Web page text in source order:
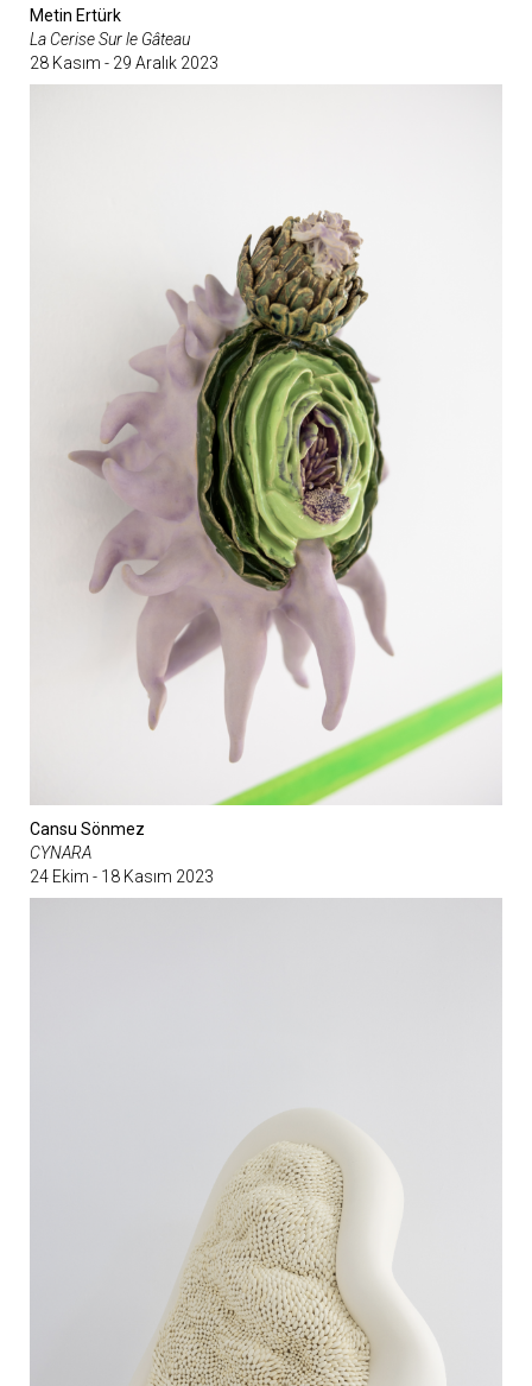
Metin Ertürk
La Cerise Sur le Gâteau
28 Kasım - 29 Aralık 2023
Cansu Sönmez
CYNARA
24 Ekim - 18 Kasım 2023